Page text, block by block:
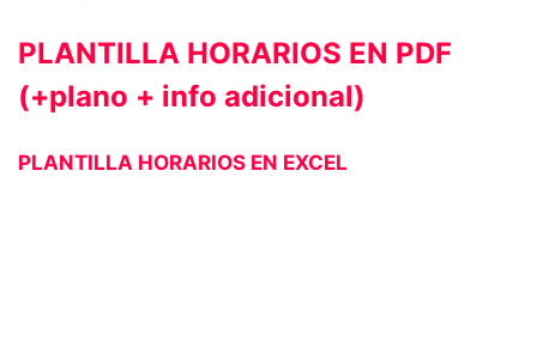
PLANTILLA HORARIOS EN PDF
(+plano + info adicional)
PLANTILLA HORARIOS EN EXCEL